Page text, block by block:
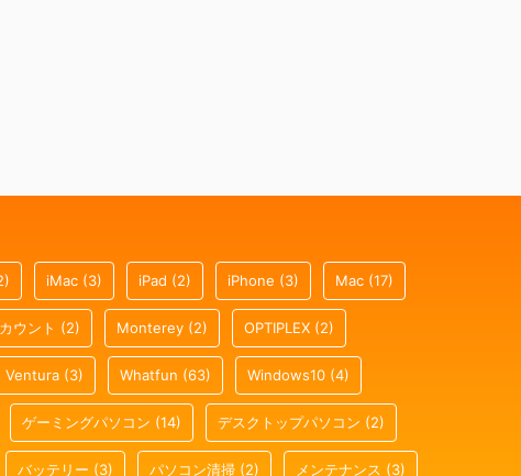
iMac (3) iPad (2) iPhone (3) Mac (17)
ウント (2) Monterey (2) OPTIPLEX (2)
Ventura (3) Whatfun (63) Windows10 (4)
ゲーミングパソコン (14) デスクトップパソコン (2)
バッテリー (3) パソコン清掃 (2) メンテナンス (3)